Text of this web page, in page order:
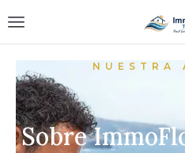
NUESTRA
Sobre